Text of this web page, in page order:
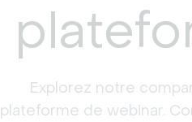
Explorez notre
plateforme de webinar.